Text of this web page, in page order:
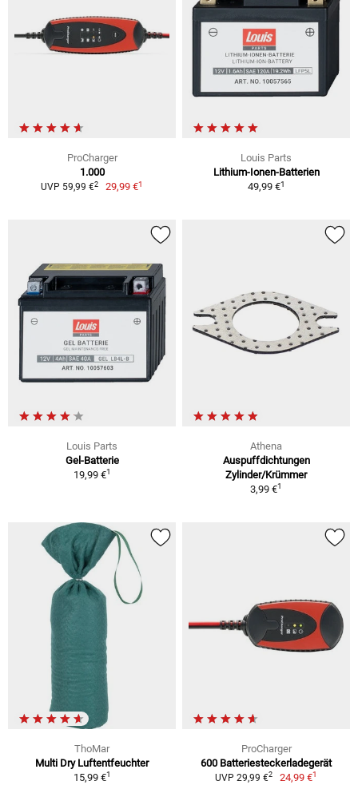
ProCharger
1.000
UVP 59,99 €2 29,99 €1
Louis Parts
Lithium-Ionen-Batterien
49,99 €1
Louis Parts
Gel-Batterie
19,99 €1
Athena
Auspuffdichtungen
Zylinder/Krümmer
3,99 €1
ThoMar
Multi Dry Luftentfeuchter
15,99 €1
ProCharger
600 Batteriesteckerladegerät
UVP 29,99 €2 24,99 €1